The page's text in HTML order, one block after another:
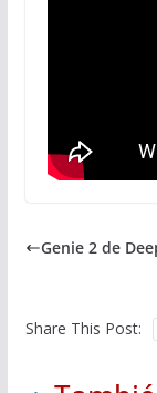
Genie 2 de
Share This Post: